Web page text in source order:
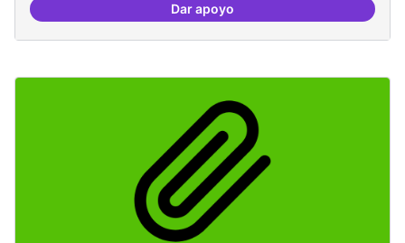
Dar apoyoTenir un programa formatiu a